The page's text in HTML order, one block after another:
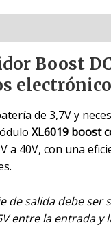
Boost
de 3,7V y
XL6019 boost
a 40V, con una
de salida debe
entre la entrada